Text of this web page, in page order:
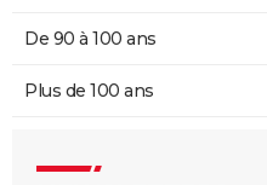
De 90 à 100 ans
Plus de 100 ans